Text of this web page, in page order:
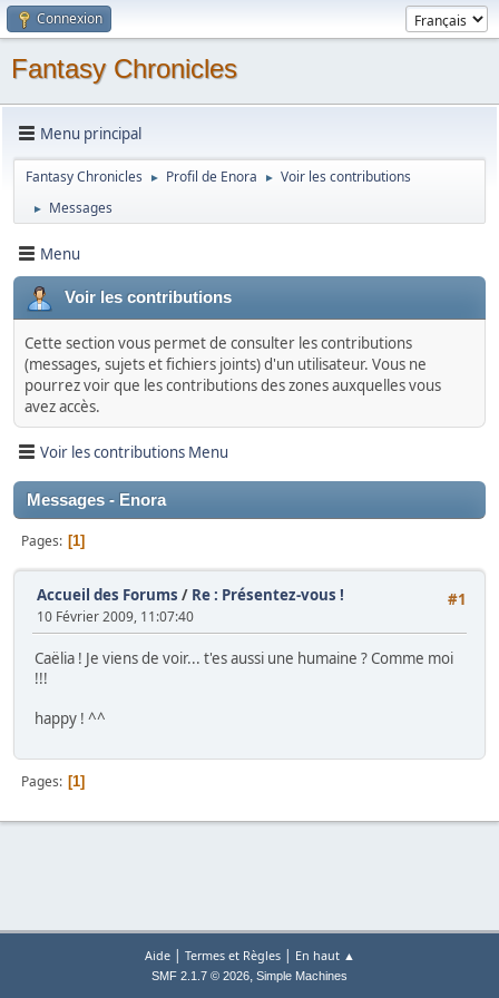
Connexion
Fantasy Chronicles
Menu principal
Fantasy Chronicles ► Profil de Enora ► Voir les contributions
► Messages
Menu
Voir les contributions
Cette section vous permet de consulter les contributions
(messages, sujets et fichiers joints) d'un utilisateur. Vous ne
pourrez voir que les contributions des zones auxquelles vous
avez accès.
Voir les contributions Menu
Messages - Enora
Pages 1
#1
Accueil des Forums / Re : Présentez-vous !
10 Février 2009, 11:07:40
Caëlia ! Je viens de voir... t'es aussi une humaine ? Comme moi
!!!
happy ! ^^
Pages 1
Aide| Termes et Règles| En haut ▲
SMF 2.1.7 © 2026, Simple Machines